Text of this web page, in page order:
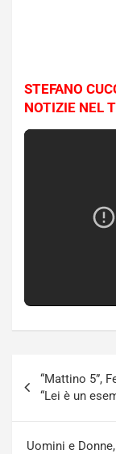
STEFANO
NOTIZIE NEL
articoli
“Mattino 5”,
“Lei è un
Uomini e